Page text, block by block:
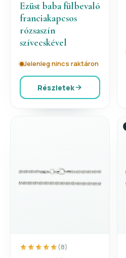
Ezüst baba fülbevaló
franciakapcsos
rózsaszín
szívecskével
Jelenleg nincs raktáron
Részletek
(8)